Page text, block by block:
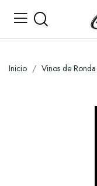
Inicio Vinos de Ronda